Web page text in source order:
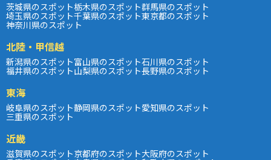
茨城県のスポット栃木県のスポット群馬県のスポット
埼玉県のスポット千葉県のスポット東京都のスポット
神奈川県のスポット
北陸・甲信越
新潟県のスポット富山県のスポット石川県のスポット
福井県のスポット山梨県のスポット長野県のスポット
東海
岐阜県のスポット静岡県のスポット愛知県のスポット
三重県のスポット
近畿
滋賀県のスポット京都府のスポット大阪府のスポット